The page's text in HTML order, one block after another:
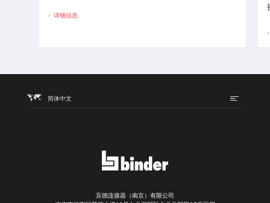
详细信息
简体中文
宾德连接器（南京）有限公司